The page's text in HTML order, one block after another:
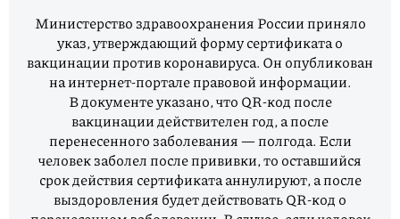
Министерство здравоохранения России приняло
указ, утверждающий форму сертификата о
вакцинации против коронавируса. Он опубликован
на интернет-портале правовой информации.
В документе указано, что QR-код после
вакцинации действителен год, а после
перенесенного заболевания — полгода. Если
человек заболел после прививки, то оставшийся
срок действия сертификата аннулируют, а после
выздоровления будет действовать QR-код о